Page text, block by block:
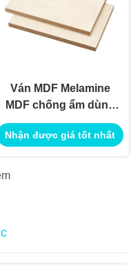
Ván MDF Melamine
MDF chống ẩm dùng
để trang trí nội ngoại
thất
Nhận được giá tốt nhất